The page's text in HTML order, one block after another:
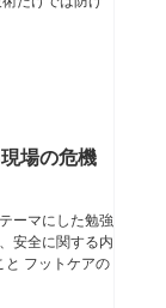
場の危機
ーマにした勉強
安全に関する内
と フットケアの